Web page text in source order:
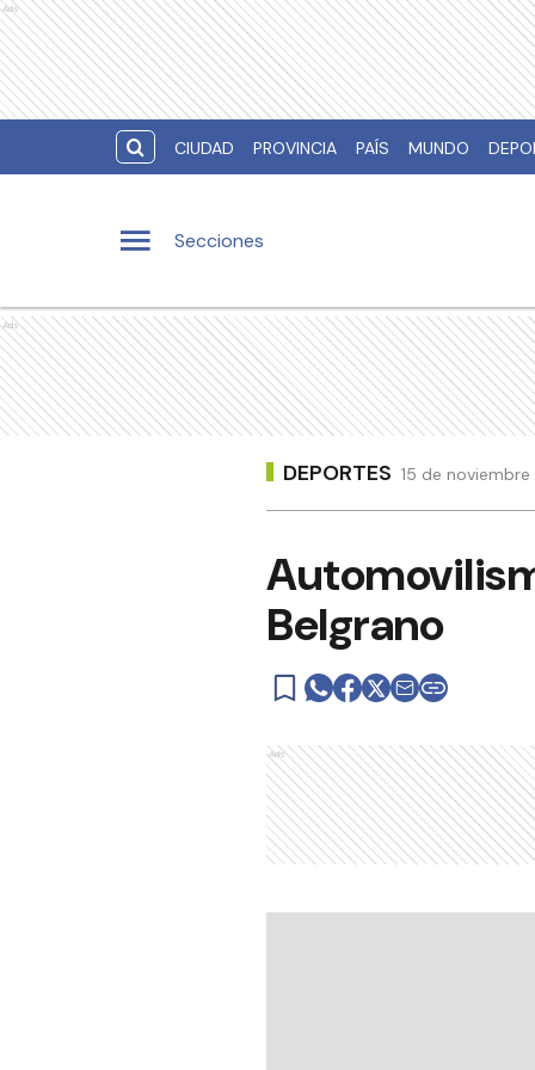
Ads
CIUDAD PROVINCIA PAÍS MUNDO
Secciones
Ads
DEPORTES 15 de
Belgrano
Ads